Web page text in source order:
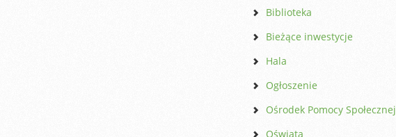
Biblioteka
Bieżące inwestycje
Hala
Ogłoszenie
Ośrodek Pomocy Społecznej
Oświata